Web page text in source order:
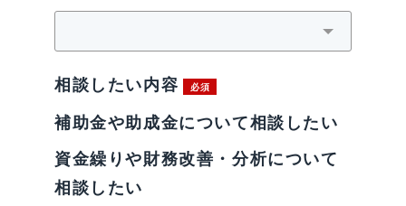
相談したい内容
補助金や助成金について相談したい
資金繰りや財務改善・分析について
相談したい